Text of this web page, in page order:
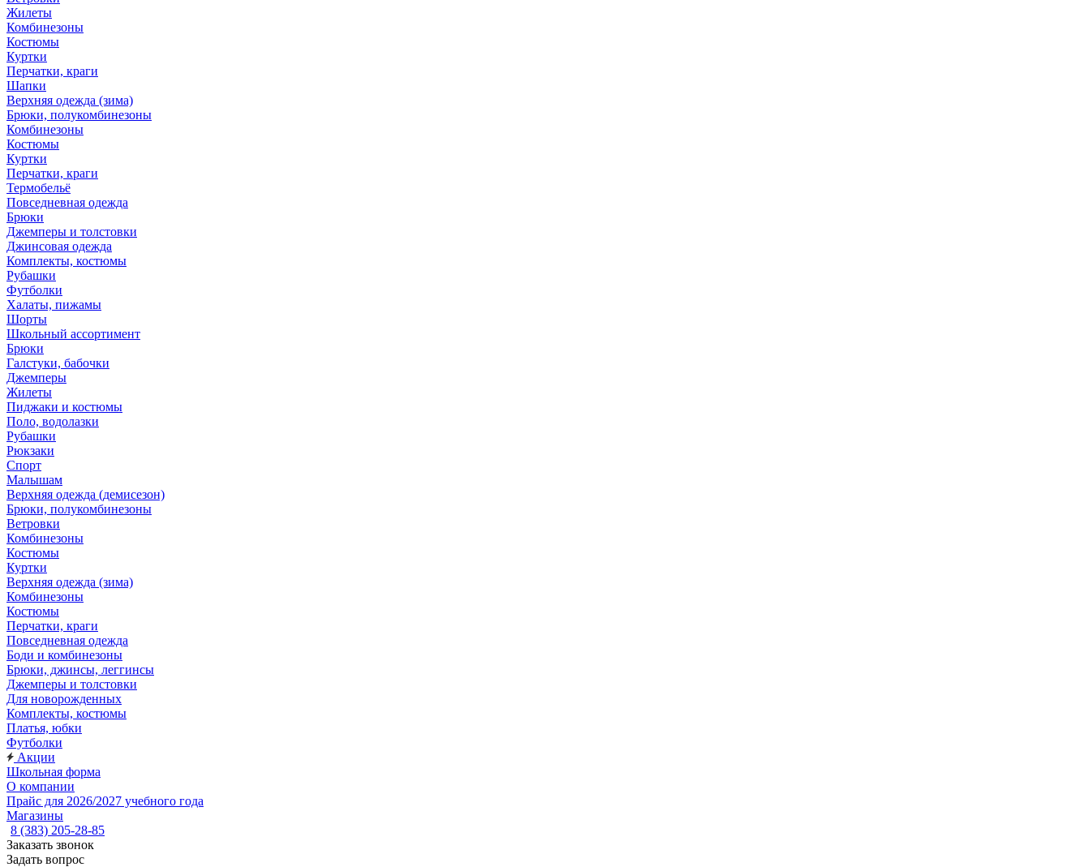
Жилеты
Комбинезоны
Костюмы
Куртки
Перчатки, краги
Шапки
Верхняя одежда (зима)
Брюки, полукомбинезоны
Комбинезоны
Костюмы
Куртки
Перчатки, краги
Термобельё
Повседневная одежда
Брюки
Джемперы и толстовки
Джинсовая одежда
Комплекты, костюмы
Рубашки
Футболки
Халаты, пижамы
Шорты
Школьный ассортимент
Брюки
Галстуки, бабочки
Джемперы
Жилеты
Пиджаки и костюмы
Поло, водолазки
Рубашки
Рюкзаки
Спорт
Малышам
Верхняя одежда (демисезон)
Брюки, полукомбинезоны
Ветровки
Комбинезоны
Костюмы
Куртки
Верхняя одежда (зима)
Комбинезоны
Костюмы
Перчатки, краги
Повседневная одежда
Боди и комбинезоны
Брюки, джинсы, леггинсы
Джемперы и толстовки
Для новорожденных
Комплекты, костюмы
Платья, юбки
Футболки
Акции
Школьная форма
О компании
Прайс для 2026/2027 учебного года
Магазины
8 (383) 205-28-85
Заказать звонок
Задать вопрос